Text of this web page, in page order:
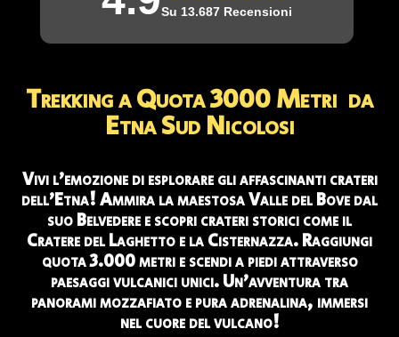
OCCHI SUL VULCANO
Guarda Webcam Live →
✅ ESCURSIONI CONSIGLIATE IN QUESTO PERIODO
Di seguito trovate le escursioni disponibili in questo
🥾 Crateri del 2002 Prenota →
🚙 Crateri Sommitali Etna Nord 5 Km Prenota →
🥾 Crateri Sommitali Etna Nord 12 Km Prenota →
Su 13.687 Recensioni
Trekking a Quota 3000 Metri da
Etna Sud Nicolosi
Vivi l’emozione di esplorare gli affascinanti crateri
dell’Etna! Ammira la maestosa Valle del Bove dal
suo Belvedere e scopri crateri storici come il
Cratere del Laghetto e la Cisternazza. Raggiungi
quota 3.000 metri e scendi a piedi attraverso
paesaggi vulcanici unici. Un’avventura tra
panorami mozzafiato e pura adrenalina, immersi
nel cuore del vulcano!